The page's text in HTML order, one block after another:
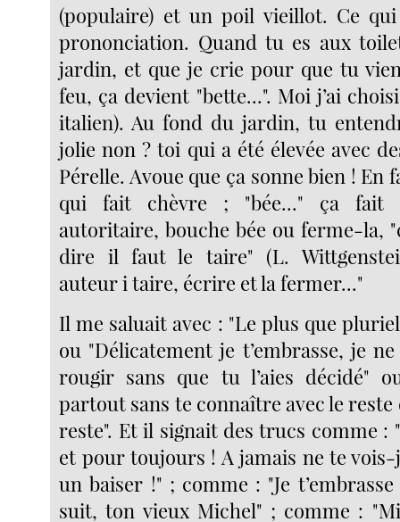
(populaire) et un poil vieillot. Ce qui
prononciation. Quand tu es aux
jardin, et que je crie pour que tu
feu, ça devient "bette...". Moi j’ai
italien). Au fond du jardin, tu
jolie non ? toi qui a été élevée avec
Pérelle. Avoue que ça sonne bien ! En
qui fait chèvre ; "bée..." ça fait
autoritaire, bouche bée ou ferme-la,
dire il faut le taire" (L.
auteur i taire, écrire et la fermer..."
Il me saluait avec : "Le plus que
ou "Délicatement je t’embrasse, je
rougir sans que tu l’aies décidé"
partout sans te connaître avec le
reste". Et il signait des trucs comme :
et pour toujours ! A jamais ne te
un baiser !" ; comme : "Je
suit, ton vieux Michel" ; comme :